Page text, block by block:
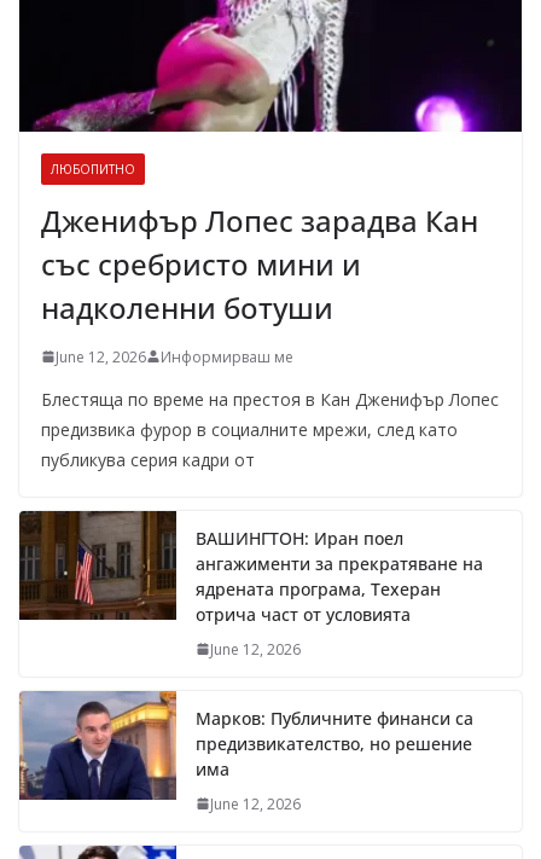
ЛЮБОПИТНО
Дженифър Лопес зарадва Кан
със сребристо мини и
надколенни ботуши
June 12, 2026 Информирваш ме
Блестяща по време на престоя в Кан Дженифър Лопес
предизвика фурор в социалните мрежи, след като
публикува серия кадри от
ВАШИНГТОН: Иран поел
ангажименти за прекратяване на
ядрената програма, Техеран
отрича част от условията
June 12, 2026
Марков: Публичните финанси са
предизвикателство, но решение
има
June 12, 2026